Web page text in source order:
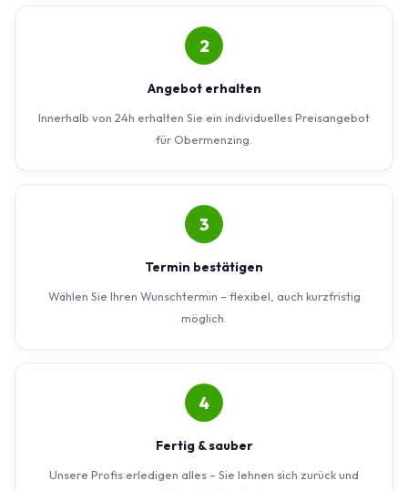
2
Angebot erhalten
Innerhalb von 24h erhalten Sie ein individuelles Preisangebot
für Obermenzing.
3
Termin bestätigen
Wählen Sie Ihren Wunschtermin – flexibel, auch kurzfristig
möglich.
4
Fertig & sauber
Unsere Profis erledigen alles – Sie lehnen sich zurück und